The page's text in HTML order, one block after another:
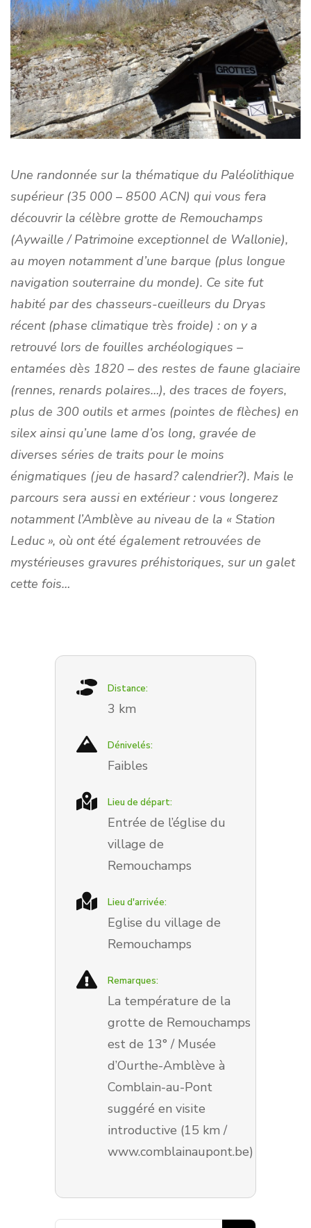
Une randonnée sur la thématique du Paléolithique
supérieur (35 000 – 8500 ACN) qui vous fera
découvrir la célèbre grotte de Remouchamps
(Aywaille / Patrimoine exceptionnel de Wallonie),
au moyen notamment d’une barque (plus longue
navigation souterraine du monde). Ce site fut
habité par des chasseurs-cueilleurs du Dryas
récent (phase climatique très froide) : on y a
retrouvé lors de fouilles archéologiques –
entamées dès 1820 – des restes de faune glaciaire
(rennes, renards polaires…), des traces de foyers,
plus de 300 outils et armes (pointes de flèches) en
silex ainsi qu’une lame d’os long, gravée de
diverses séries de traits pour le moins
énigmatiques (jeu de hasard? calendrier?). Mais le
parcours sera aussi en extérieur : vous longerez
notamment l’Amblève au niveau de la « Station
Leduc », où ont été également retrouvées de
mystérieuses gravures préhistoriques, sur un galet
cette fois…
Distance:
3 km
Dénivelés:
Faibles
Lieu de départ:
Entrée de l’église du
village de
Remouchamps
Lieu d'arrivée:
Eglise du village de
Remouchamps
Remarques:
La température de la
grotte de Remouchamps
est de 13° / Musée
d’Ourthe-Amblève à
Comblain-au-Pont
suggéré en visite
introductive (15 km /
www.comblainaupont.be)